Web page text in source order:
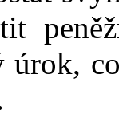
úrok,